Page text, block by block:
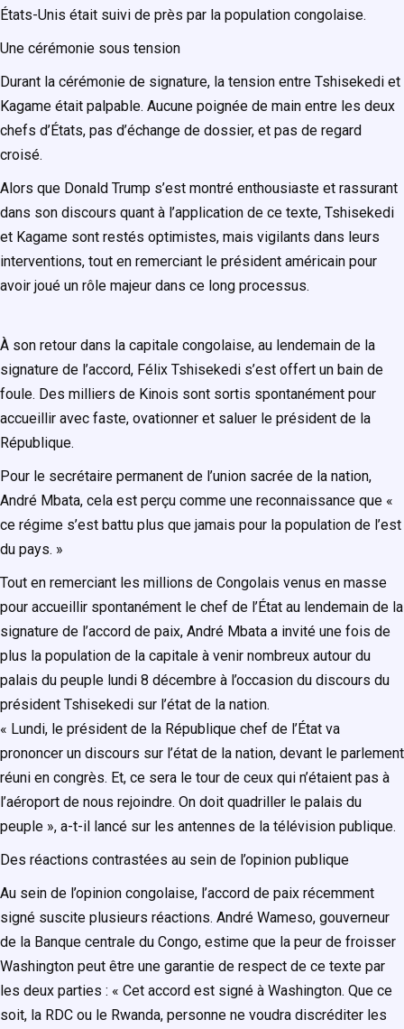
États-Unis était suivi de près par la population congolaise.
Une cérémonie sous tension
Durant la cérémonie de signature, la tension entre Tshisekedi et
Kagame était palpable. Aucune poignée de main entre les deux
chefs d’États, pas d’échange de dossier, et pas de regard
croisé.
Alors que Donald Trump s’est montré enthousiaste et rassurant
dans son discours quant à l’application de ce texte, Tshisekedi
et Kagame sont restés optimistes, mais vigilants dans leurs
interventions, tout en remerciant le président américain pour
avoir joué un rôle majeur dans ce long processus.
À son retour dans la capitale congolaise, au lendemain de la
signature de l’accord, Félix Tshisekedi s’est offert un bain de
foule. Des milliers de Kinois sont sortis spontanément pour
accueillir avec faste, ovationner et saluer le président de la
République.
Pour le secrétaire permanent de l’union sacrée de la nation,
André Mbata, cela est perçu comme une reconnaissance que «
ce régime s’est battu plus que jamais pour la population de l’est
du pays. »
Tout en remerciant les millions de Congolais venus en masse
pour accueillir spontanément le chef de l’État au lendemain de la
signature de l’accord de paix, André Mbata a invité une fois de
plus la population de la capitale à venir nombreux autour du
palais du peuple lundi 8 décembre à l’occasion du discours du
président Tshisekedi sur l’état de la nation.
« Lundi, le président de la République chef de l’État va
prononcer un discours sur l’état de la nation, devant le parlement
réuni en congrès. Et, ce sera le tour de ceux qui n’étaient pas à
l’aéroport de nous rejoindre. On doit quadriller le palais du
peuple », a-t-il lancé sur les antennes de la télévision publique.
Des réactions contrastées au sein de l’opinion publique
Au sein de l’opinion congolaise, l’accord de paix récemment
signé suscite plusieurs réactions. André Wameso, gouverneur
de la Banque centrale du Congo, estime que la peur de froisser
Washington peut être une garantie de respect de ce texte par
les deux parties : « Cet accord est signé à Washington. Que ce
soit, la RDC ou le Rwanda, personne ne voudra discréditer les